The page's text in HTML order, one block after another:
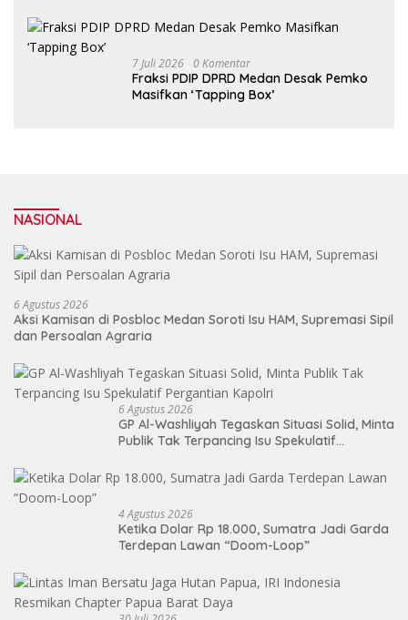
Kualitas Layanan Publik
7 Juli 2026 0 Komentar
Fraksi PDIP DPRD Medan Desak Pemko
Masifkan ‘Tapping Box’
NASIONAL
6 Agustus 2026
Aksi Kamisan di Posbloc Medan Soroti Isu HAM, Supremasi Sipil
dan Persoalan Agraria
6 Agustus 2026
GP Al-Washliyah Tegaskan Situasi Solid, Minta
Publik Tak Terpancing Isu Spekulatif
4 Agustus 2026
Ketika Dolar Rp 18.000, Sumatra Jadi Garda
Terdepan Lawan “Doom-Loop”